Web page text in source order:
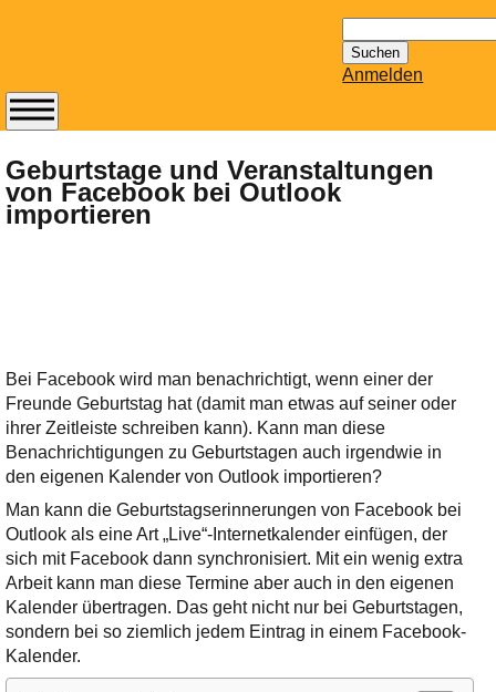
nach:
Anmelden
Geburtstage und Veranstaltungen
von Facebook bei Outlook
importieren
Bei Facebook wird man benachrichtigt, wenn einer der
Freunde Geburtstag hat (damit man etwas auf seiner oder
ihrer Zeitleiste schreiben kann). Kann man diese
Benachrichtigungen zu Geburtstagen auch irgendwie in
den eigenen Kalender von Outlook importieren?
Man kann die Geburtstagserinnerungen von Facebook bei
Outlook als eine Art „Live“-Internetkalender einfügen, der
sich mit Facebook dann synchronisiert. Mit ein wenig extra
Arbeit kann man diese Termine aber auch in den eigenen
Kalender übertragen. Das geht nicht nur bei Geburtstagen,
sondern bei so ziemlich jedem Eintrag in einem Facebook-
Kalender.
Abonnieren Sie den
14-tägig
erscheinenden
Newsletter von
bereithält!
Wie z.B. Outlook,
GMail, Thunderbird
oder auch
KuNoMail, usw.
Ihre E-Mail
Adresse:
E-Mail
E-Mail bestätigen